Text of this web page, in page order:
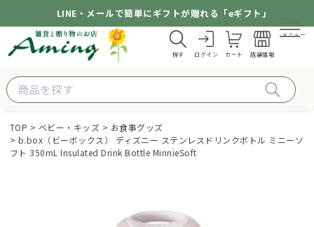
LINE・メールで簡単にギフトが贈れる「eギフト」
探す ログイン カート 店舗情報
メニュー
TOP ベビー・キッズ
お食事グッズ
b.box（ビーボックス） ディズニー ステンレスドリンクボトル ミニーソ
フト 350mL Insulated Drink Bottle MinnieSoft